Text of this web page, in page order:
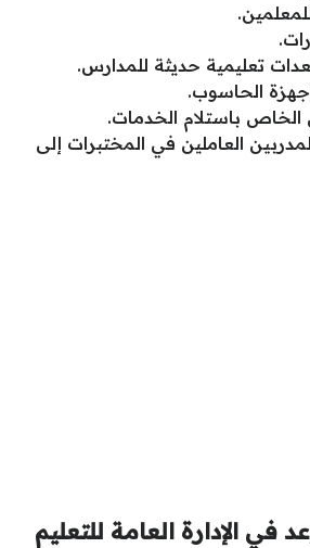
تعليمية حديثة للمدارس.
الحاسوب.
الخاص باستلام الخدمات.
العاملين في المختبرات إلى
الإدارة العامة للتعليم